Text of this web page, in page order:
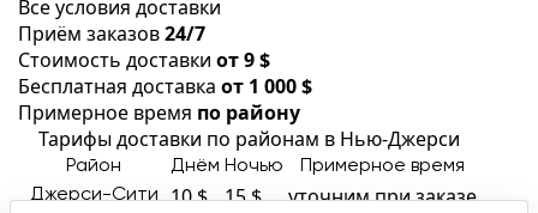
Все условия доставки
Приём заказов24/7
Стоимость доставки от 9 $
Бесплатная доставка от 1 000 $
Примерное время по району
Тарифы доставки по районам в Нью-Джерси
Район Днём Ночью
Примерное время
Джерси-Сити
10 $ 15 $ уточним при заказе